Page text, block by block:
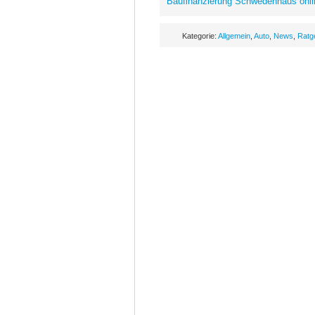
Kategorie: Allgemein Auto News